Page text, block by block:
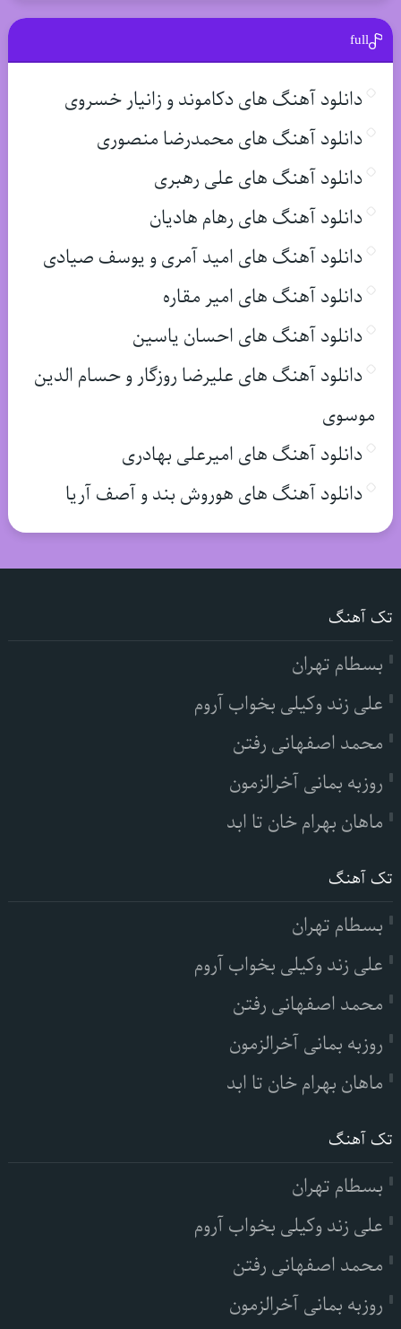
full
دانلود آهنگ های دکاموند و زانیار خسروی
دانلود آهنگ های محمدرضا منصوری
دانلود آهنگ های علی رهبری
دانلود آهنگ های رهام هادیان
دانلود آهنگ های امید آمری و یوسف صیادی
دانلود آهنگ های امیر مقاره
دانلود آهنگ های احسان یاسین
دانلود آهنگ های علیرضا روزگار و حسام الدین
موسوی
دانلود آهنگ های امیرعلی بهادری
دانلود آهنگ های هوروش بند و آصف آریا
تک آهنگ
بسطام تهران
علی زند وکیلی بخواب آروم
محمد اصفهانی رفتن
روزبه بمانی آخرالزمون
ماهان بهرام خان تا ابد
تک آهنگ
بسطام تهران
علی زند وکیلی بخواب آروم
محمد اصفهانی رفتن
روزبه بمانی آخرالزمون
ماهان بهرام خان تا ابد
تک آهنگ
بسطام تهران
علی زند وکیلی بخواب آروم
محمد اصفهانی رفتن
روزبه بمانی آخرالزمون